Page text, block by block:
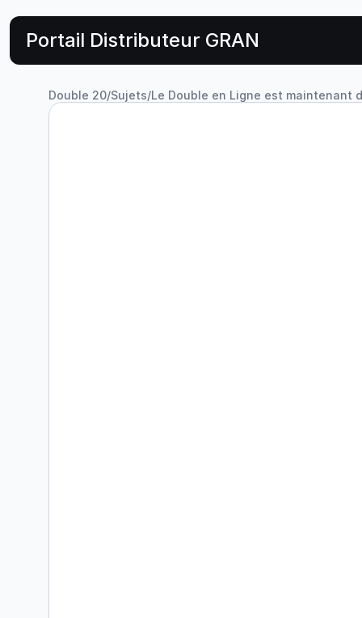
Portail Distributeur GRAN
Double 20/Sujets/Le Double en Ligne est maintenant